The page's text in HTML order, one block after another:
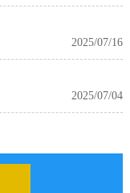
2025/07/16
2025/07/04